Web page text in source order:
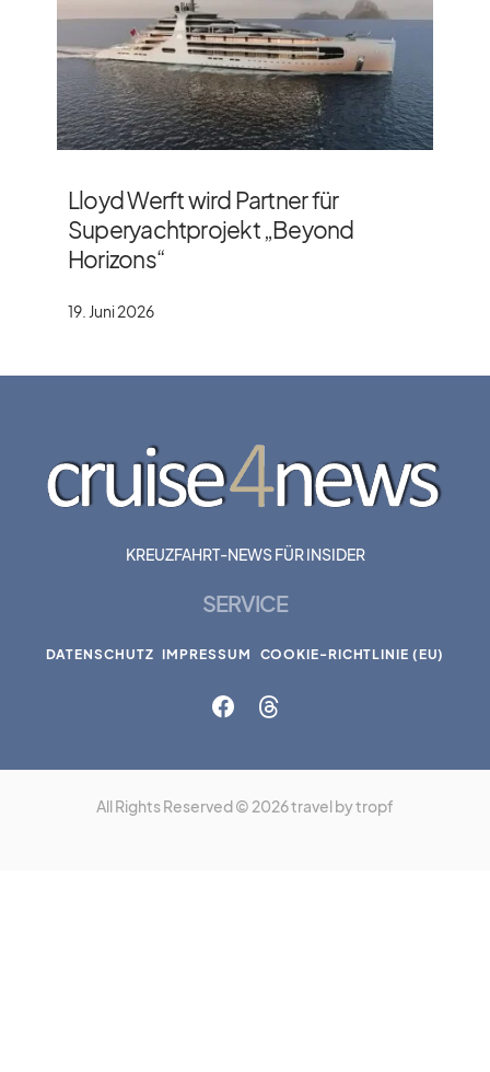
Lloyd Werft wird Partner für
Superyachtprojekt „Beyond
Horizons“
19. Juni 2026
KREUZFAHRT-NEWS FÜR INSIDER
SERVICE
DATENSCHUTZ IMPRESSUM COOKIE-RICHTLINIE (EU)
All Rights Reserved © 2026 travel by tropf